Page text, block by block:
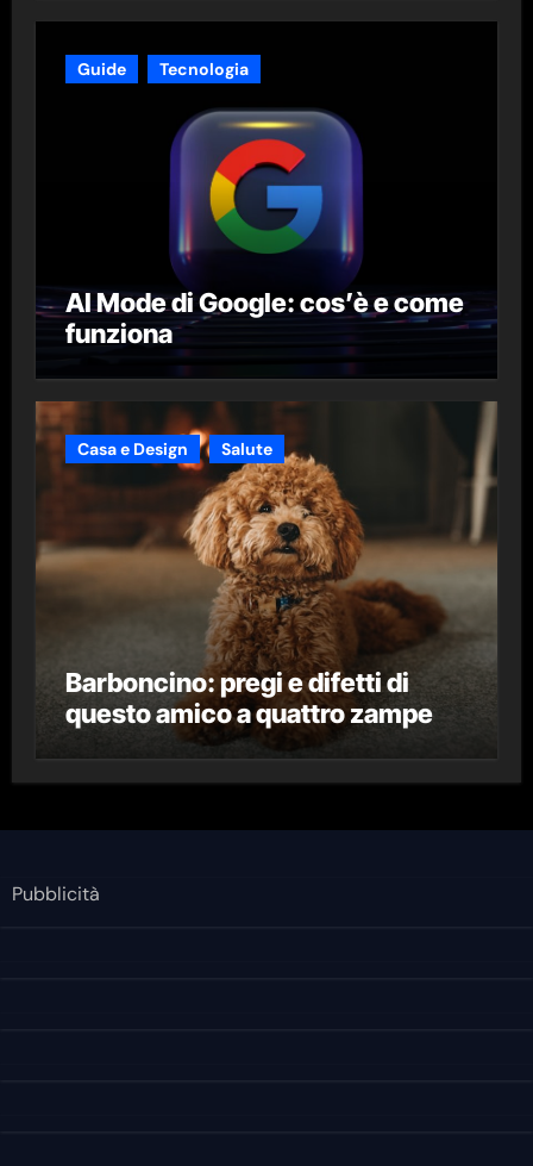
Guide Tecnologia
AI Mode di Google: cos’è e come
funziona
Casa e Design Salute
Barboncino: pregi e difetti di
questo amico a quattro zampe
Pubblicità